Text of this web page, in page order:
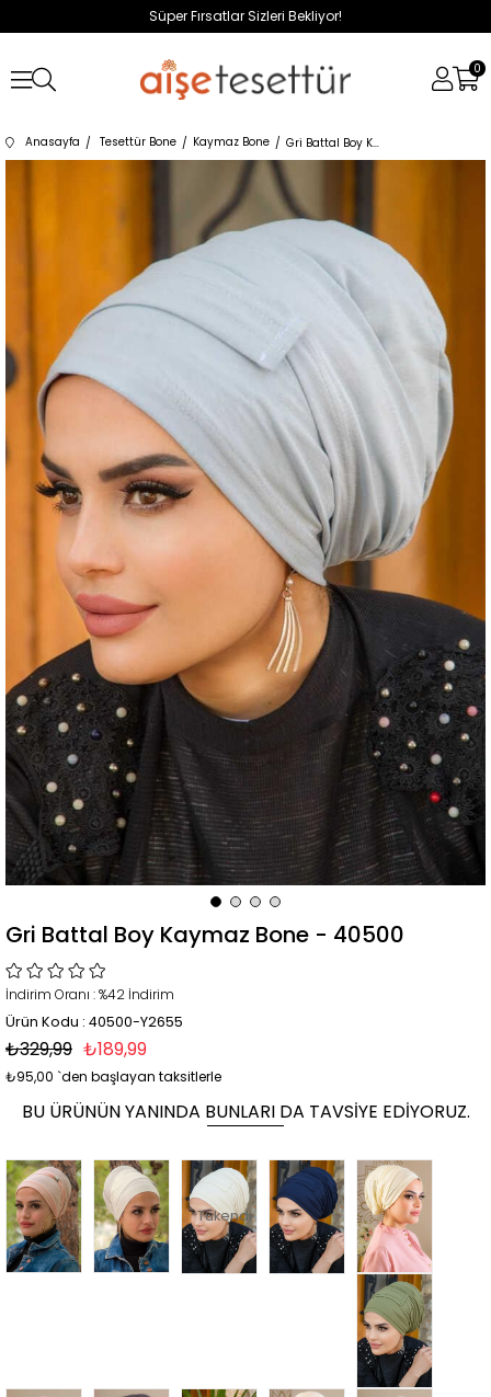
Süper Fırsatlar Sizleri Bekliyor!
0
Anasayfa Tesettür Bone Kaymaz Bone Gri Battal Boy Kaymaz Bone - 40500
Gri Battal Boy Kaymaz Bone - 40500
İndirim Oranı :%42 İndirim
Ürün Kodu : 40500-Y2655
₺329,99 ₺189,99
₺95,00 `den başlayan taksitlerle
BU ÜRÜNÜN YANINDA BUNLARI DA TAVSIYE EDIYORUZ.
Tükendi